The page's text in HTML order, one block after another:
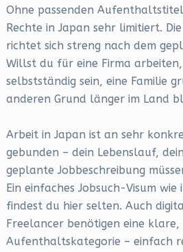
Ohne passenden
Rechte in Japan sehr limitiert.
richtet sich streng nach dem
Willst du für eine Firma
selbstständig sein, eine Familie
anderen Grund länger im Land
Arbeit in Japan ist an sehr
gebunden – dein Lebenslauf,
geplante Jobbeschreibung
Ein einfaches Jobsuch-Visum
findest du hier selten. Auch
Freelancer benötigen eine
Aufenthaltskategorie – einfach